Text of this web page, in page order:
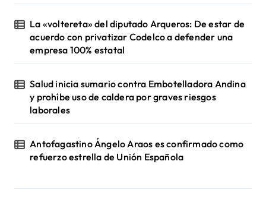
La «voltereta» del diputado Arqueros: De estar de
acuerdo con privatizar Codelco a defender una
empresa 100% estatal
Salud inicia sumario contra Embotelladora Andina
y prohíbe uso de caldera por graves riesgos
laborales
Antofagastino Ángelo Araos es confirmado como
refuerzo estrella de Unión Española